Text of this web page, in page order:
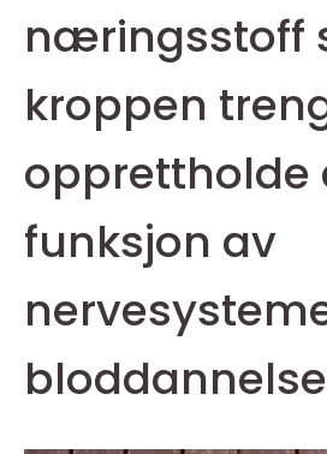
næringsstoff
kroppen
opprettholde
funksjon av
bloddannelse